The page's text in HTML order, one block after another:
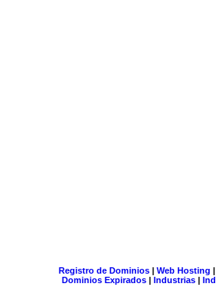
Registro de Dominios| Web Hosting |
Dominios Expirados | Industrias |